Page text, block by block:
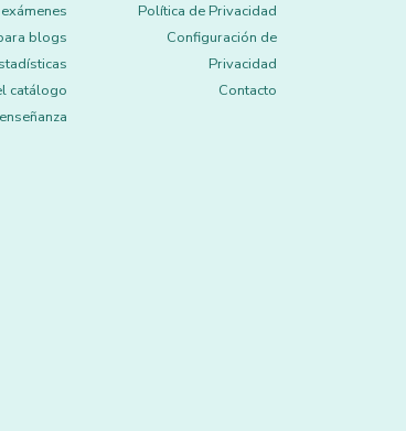
blogs
catálogo
Política de Privacidad
Configuración de
Privacidad
Contacto